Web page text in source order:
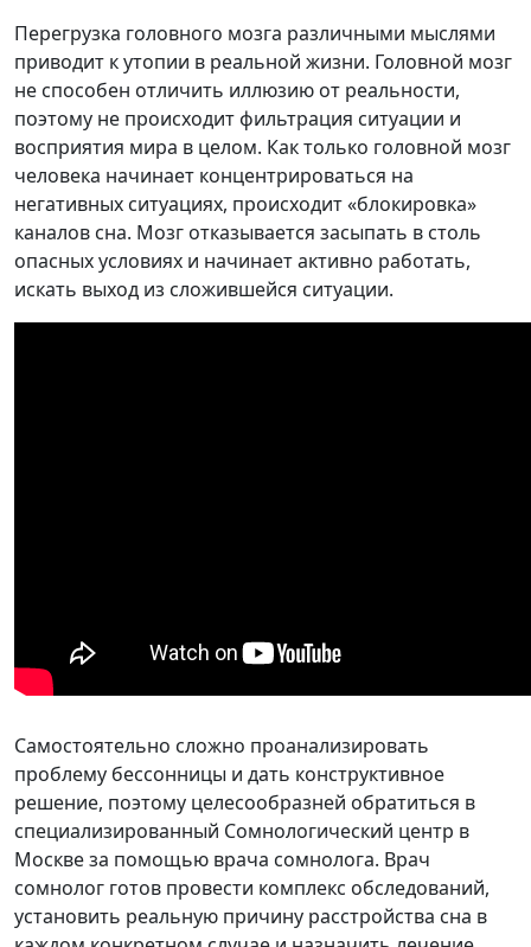
Перегрузка головного мозга различными мыслями
приводит к утопии в реальной жизни. Головной мозг
не способен отличить иллюзию от реальности,
поэтому не происходит фильтрация ситуации и
восприятия мира в целом. Как только головной мозг
человека начинает концентрироваться на
негативных ситуациях, происходит «блокировка»
каналов сна. Мозг отказывается засыпать в столь
опасных условиях и начинает активно работать,
искать выход из сложившейся ситуации.
Самостоятельно сложно проанализировать
проблему бессонницы и дать конструктивное
решение, поэтому целесообразней обратиться в
специализированный Сомнологический центр в
Москве за помощью врача сомнолога. Врач
сомнолог готов провести комплекс обследований,
установить реальную причину расстройства сна в